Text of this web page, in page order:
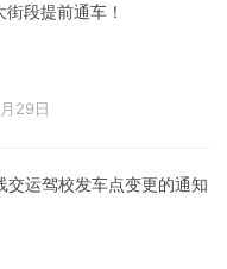
段提前通车！
29日
交运驾校发车点变更的通知